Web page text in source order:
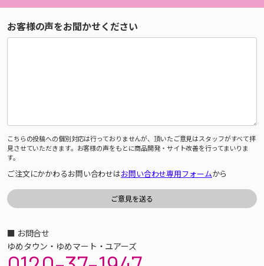
お客様の声をお聞かせください
こちらの投稿への個別対応は行っておりませんが、頂いたご意見はスタッフがすべて拝
見させていただきます。お客様の声をもとに商品開発・サイト改善を行ってまいりま
す。
ご注文にかかわるお問い合わせはお問い合わせ専用フォームから
■ お問合せ
ゆめタウン・ゆめマート・ユアーズ